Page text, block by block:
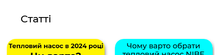
Статті